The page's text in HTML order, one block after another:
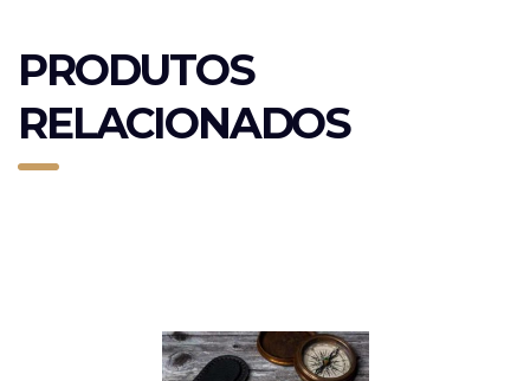
PRODUTOS
RELACIONADOS